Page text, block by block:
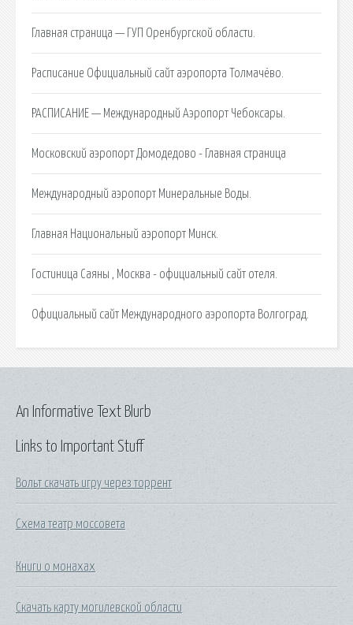
Главная страница — ГУП Оренбургской области.
Расписание Официальный сайт аэропорта Толмачёво.
РАСПИСАНИЕ — Международный Аэропорт Чебоксары.
Московский аэропорт Домодедово - Главная страница
Международный аэропорт Минеральные Воды.
Главная Национальный аэропорт Минск.
Гостиница Саяны , Москва - официальный сайт отеля.
Официальный сайт Международного аэропорта Волгоград.
Links to Important Stuff
Вольт скачать игру через торрент
Схема театр моссовета
Книги о монахах
Скачать карту могилевской области
An Informative Text Blurb